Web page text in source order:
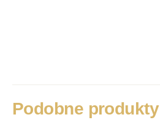
Podobne produkty